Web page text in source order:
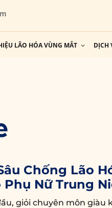
LÃO HÓA VÙNG MẮT DỊCH
Chống Lão
Nữ Trung
giỏi chuyên môn giàu